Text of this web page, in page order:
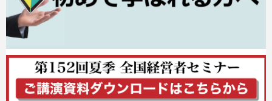
経済・景気・相場予測
【1月】音声・映像
会社のパフォーマンスを高める講話
【最新刊】精神科医・和田秀樹の「老いない力」＋健康な社長と
会社をつくる厳選講話